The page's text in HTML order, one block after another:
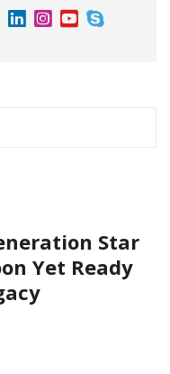
Star
Yet Ready